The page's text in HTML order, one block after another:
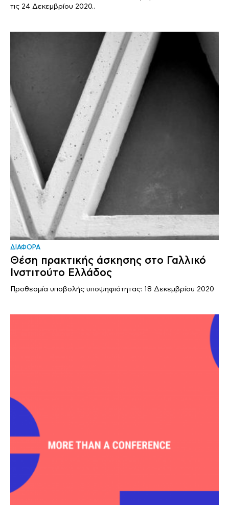
τις 24 Δεκεμβρίου 2020..
ΔΙΑΦΟΡΑ
Θέση πρακτικής άσκησης στο Γαλλικό
Ινστιτούτο Ελλάδος
Προθεσμία υποβολής υποψηφιότητας: 18 Δεκεμβρίου 2020